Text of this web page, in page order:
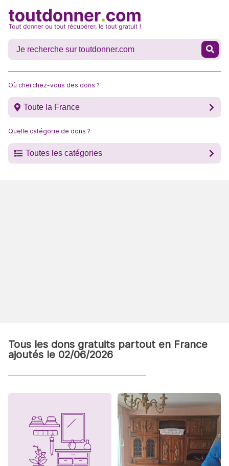
Où cherchez-vous des dons ?
Toute la France
Quelle catégorie de dons ?
Toutes les catégories
Tous les dons gratuits partout en France
ajoutés le 02/06/2026